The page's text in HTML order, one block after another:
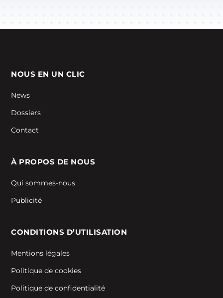
NOUS EN UN CLIC
News
Dossiers
Contact
À PROPOS DE NOUS
Qui sommes-nous
Publicité
CONDITIONS D’UTILISATION
Mentions légales
Politique de cookies
Politique de confidentialité